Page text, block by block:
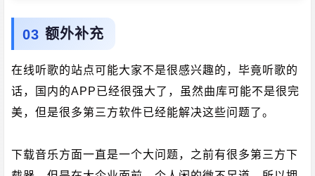
额外补充
在线听歌的站点可能大家不是很感兴趣的，毕竟听歌的
话，国内的APP已经很强大了，虽然曲库可能不是很完
美，但是很多第三方软件已经能解决这些问题了。
下载音乐方面一直是一个大问题，之前有很多第三方下